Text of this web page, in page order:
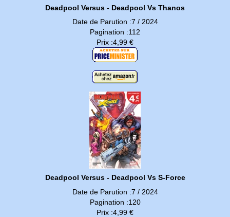
Deadpool Versus - Deadpool Vs Thanos
Date de Parution :7 / 2024
Pagination :112
Prix :4,99 €
Deadpool Versus - Deadpool Vs S-Force
Date de Parution :7 / 2024
Pagination :120
Prix :4,99 €